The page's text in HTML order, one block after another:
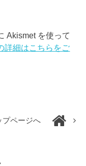
Akismet を使って
詳細はこちらをご
プページへ